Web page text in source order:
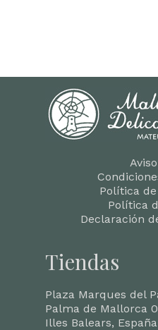
Política
Política
Declaración
Tiendas
Plaza Marques del
Palma de Mallorca
Illes Balears, España